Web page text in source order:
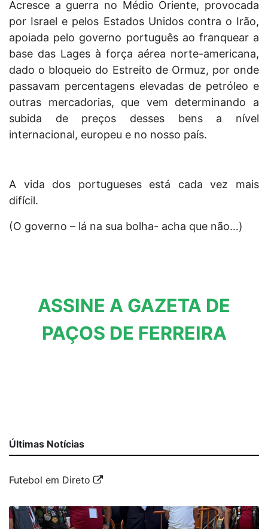
Acresce a guerra no Médio Oriente, provocada
por Israel e pelos Estados Unidos contra o Irão,
apoiada pelo governo português ao franquear a
base das Lages à força aérea norte-americana,
dado o bloqueio do Estreito de Ormuz, por onde
passavam percentagens elevadas de petróleo e
outras mercadorias, que vem determinando a
subida de preços desses bens a nível
internacional, europeu e no nosso país.
A vida dos portugueses está cada vez mais
difícil.
(O governo – lá na sua bolha- acha que não…)
ASSINE A GAZETA DE
PAÇOS DE FERREIRA
Últimas Notícias
Futebol em Direto